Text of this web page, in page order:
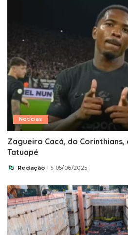
Notícias
Zagueiro Cacá, do Corinthians,
Tatuapé
Posted
Redação 05/06/2025